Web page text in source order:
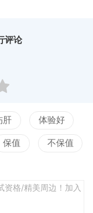
战争, 也包含了
臣良将汇聚一堂,
壮大时发挥中流
荣誉会使您更
侯。",
评论
肝 体验好
保值 不保值
资格/精美周边！加入